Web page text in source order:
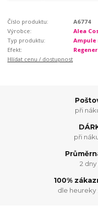
Číslo produktu:
A6774
Výrobce:
Alea
Typ produktu:
Ampule
Efekt:
Hlídat cenu / dostupnost
při
při
2
100%
dle heureky